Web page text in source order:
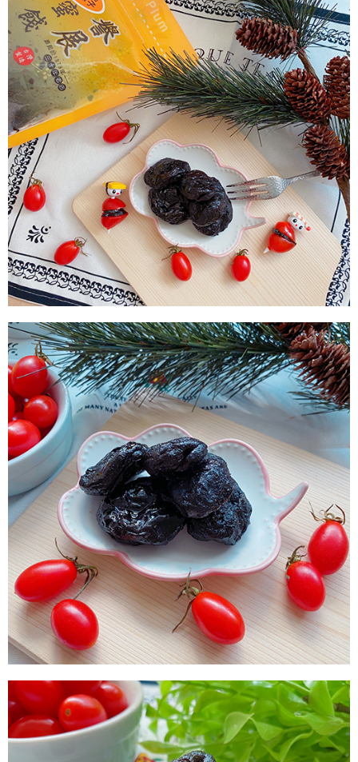
7-11取貨付款
每筆NT$60，滿NT$799(含以上)免運費
付款後7-11取貨
每筆NT$60，滿NT$799(含以上)免運費
宅配到家
每筆NT$150，滿NT$1,399(含以上)免運費
澎湖金門馬祖宅配到家
每筆NT$250
付款後門市自取
免運費